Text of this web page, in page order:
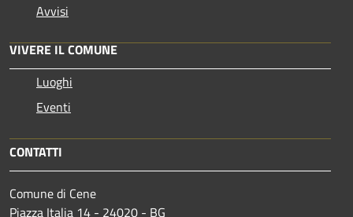
Avvisi
VIVERE IL COMUNE
Luoghi
Eventi
CONTATTI
Comune di Cene
Piazza Italia 14 - 24020 - BG